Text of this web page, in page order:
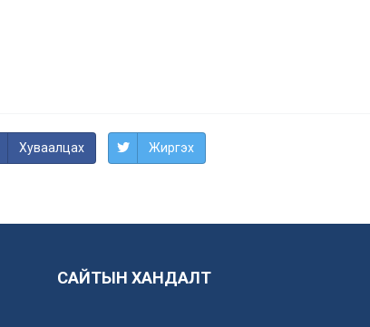
Хуваалцах Жиргэх
САЙТЫН ХАНДАЛТ